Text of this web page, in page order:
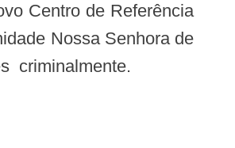
Centro de Referência
Nossa Senhora de
criminalmente.